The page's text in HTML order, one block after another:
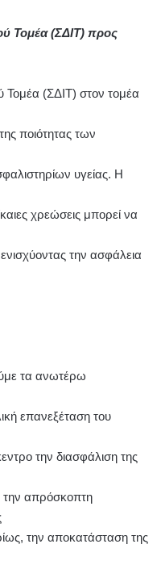
Τομέα (ΣΔΙΤ) προς
Τομέα (ΣΔΙΤ) στον τομέα
ποιότητας των
υγείας. Η
χρεώσεις μπορεί να
την ασφάλεια
τα ανωτέρω
επανεξέταση του
την διασφάλιση της
την απρόσκοπτη
την αποκατάσταση της